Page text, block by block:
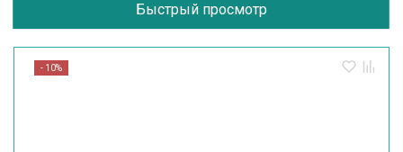
Быстрый просмотр
- 10%